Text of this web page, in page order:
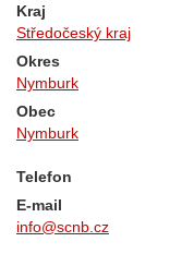
Kraj
Středočeský kraj
Okres
Nymburk
Obec
Nymburk
Telefon
E-mail
info@scnb.cz